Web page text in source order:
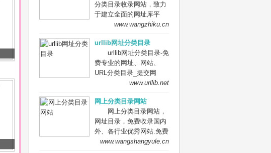
互联网站长提供免费的网
址收录、免费网站收录、
免费外链平台。
分类目录收录网站，致力
于建立全面的网址库平
台：免费收录网站、网
秀的网站网址,让你轻松畅
游互联网，找到您想要的
网站、信息资源；加入网
址库让我们共同成长。网
址库!网址酷！上网，您需
用网址一网打尽！
www.wangzhiku.cn
urllib网址分类目录
urllib网址分类目录-免
费专业的网址、网站、
URL分类目录_提交网
址、网站、URL到我们的
www.urllib.net
网上分类目录网站
网上分类目录网站，
网址目录，免费收录国内
外、各行业优秀网站.免费
收录网站、网址，免费提
www.wangshangyule.cn